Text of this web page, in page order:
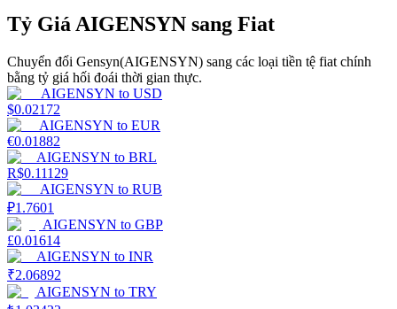
Power Piggy
Làm cho tài sản của bạn tăng giá trị đều đặn
Staking
Lợi nhuận cao và truy cập ngay lập tức
Tỷ Giá AIGENSYN sang Fiat
Chuyển đổi Gensyn(AIGENSYN) sang các loại tiền tệ fiat chính
bằng tỷ giá hối đoái thời gian thực.
AIGENSYN to USD
$0.02172
AIGENSYN to EUR
€0.01882
AIGENSYN to BRL
R$0.11129
AIGENSYN to RUB
₽1.7601
AIGENSYN to GBP
£0.01614
AIGENSYN to INR
₹2.06892
AIGENSYN to TRY